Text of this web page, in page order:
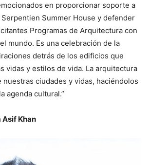
en proporcionar soporte a
Summer House y defender
Programas de Arquitectura con
mundo. Es una celebración de la
detrás de los edificios que
vidas y estilos de vida. La arquitectura
ciudades y vidas, haciéndolos
agenda cultural.”
Asif Khan